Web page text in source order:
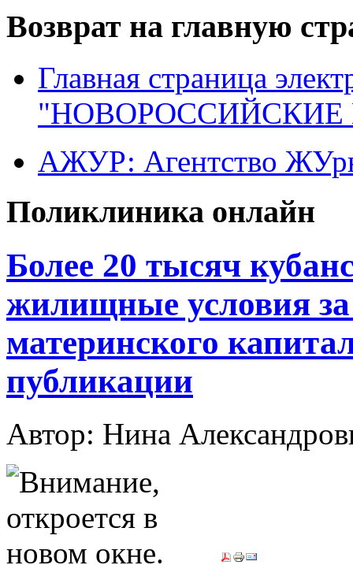
Возврат на главную
Главная страница
"НОВОРОССИЙСКИЕ
АЖУР: Агентство
Поликлиника онлайн
Более 20 тысяч
жилищные условия за
материнского
публикации
Автор: Нина